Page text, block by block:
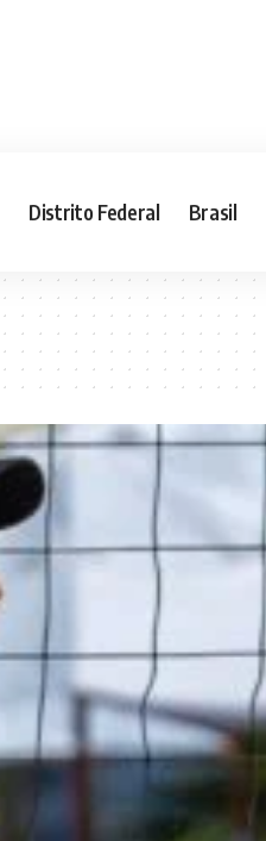
Distrito Federal Brasil